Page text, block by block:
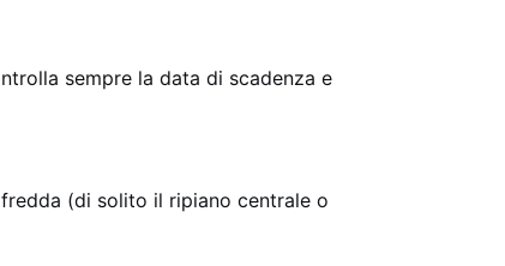
sempre la data di scadenza e
(di solito il ripiano centrale o